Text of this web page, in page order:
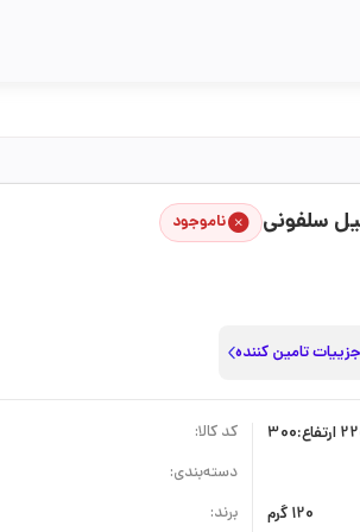
سلفونی ناموجود
جزییات تامین کننده
120 گرم
کد کالا:
دسته‌بندی:
برند: